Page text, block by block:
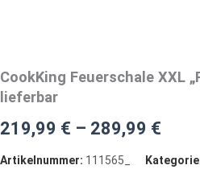
CookKing Feuerschale XXL
lieferbar
219,99 € – 289,99 €
Artikelnummer: 111565_